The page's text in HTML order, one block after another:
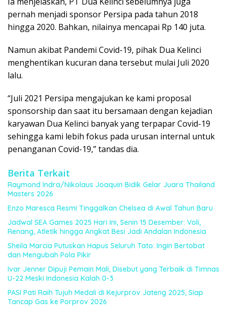
pernah menjadi sponsor Persipa pada tahun 2018
hingga 2020. Bahkan, nilainya mencapai Rp 140 juta.
Namun akibat Pandemi Covid-19, pihak Dua Kelinci
menghentikan kucuran dana tersebut mulai Juli 2020
lalu.
“Juli 2021 Persipa mengajukan ke kami proposal
sponsorship dan saat itu bersamaan dengan kejadian
karyawan Dua Kelinci banyak yang terpapar Covid-19
sehingga kami lebih fokus pada urusan internal untuk
penanganan Covid-19,” tandas dia.
Berita Terkait
Raymond Indra/Nikolaus Joaquin Bidik Gelar Juara Thailand
Masters 2026
Enzo Maresca Resmi Tinggalkan Chelsea di Awal Tahun Baru
Jadwal SEA Games 2025 Hari Ini, Senin 15 Desember: Voli,
Renang, Atletik hingga Angkat Besi Jadi Andalan Indonesia
Sheila Marcia Putuskan Hapus Seluruh Tato: Ingin Bertobat
dan Mengubah Pola Pikir
Ivar Jenner Dipuji Pemain Mali, Disebut yang Terbaik di Timnas
U-22 Meski Indonesia Kalah 0-3
PASI Pati Raih Tujuh Medali di Kejurprov Jateng 2025, Siap
Tancap Gas ke Porprov 2026